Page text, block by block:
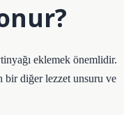
eklemek önemlidir.
bir diğer lezzet unsuru ve